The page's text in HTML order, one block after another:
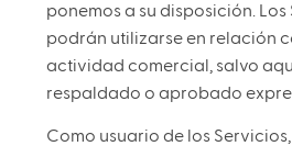
ponemos a su disposición. Los
podrán utilizarse en relación
actividad comercial, salvo
respaldado o aprobado
Como usuario de los